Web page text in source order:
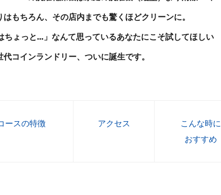
はもちろん、その店内までも驚くほどクリーンに。
ちょっと…」なんて思っているあなたにこそ試してほしい
代コインランドリー、ついに誕生です。
ースの特徴 アクセス
こんな時に
おすすめ